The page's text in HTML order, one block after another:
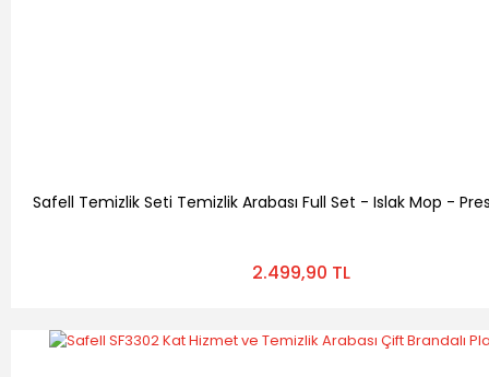
Safell Temizlik Seti Temizlik Arabası Full Set - Islak Mop -
2.499,90 TL